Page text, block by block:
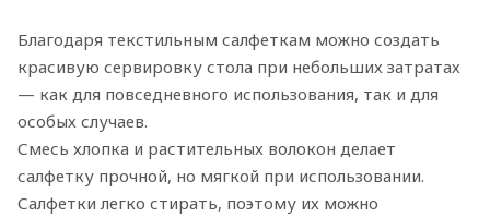
Благодаря текстильным салфеткам можно создать
красивую сервировку стола при небольших затратах
— как для повседневного использования, так и для
особых случаев.
Смесь хлопка и растительных волокон делает
салфетку прочной, но мягкой при использовании.
Салфетки легко стирать, поэтому их можно